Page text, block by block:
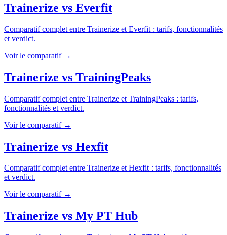
Trainerize vs Everfit
Comparatif complet entre Trainerize et Everfit : tarifs, fonctionnalités
et verdict.
Voir le comparatif →
Trainerize vs TrainingPeaks
Comparatif complet entre Trainerize et TrainingPeaks : tarifs,
fonctionnalités et verdict.
Voir le comparatif →
Trainerize vs Hexfit
Comparatif complet entre Trainerize etHexfit: tarifs, fonctionnalités
et verdict.
Voir le comparatif →
Trainerize vs My PT Hub